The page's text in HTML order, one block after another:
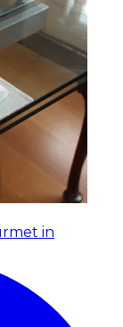
in